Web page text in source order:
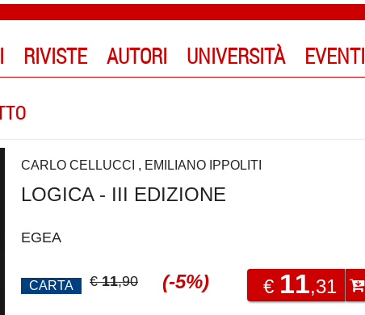
RIVISTE AUTORI UNIVERSITÀ EVENTI
CARLO CELLUCCI , EMILIANO IPPOLITI
LOGICA - III EDIZIONE
EGEA
CARTA €11,90 (-5%) € 11,31